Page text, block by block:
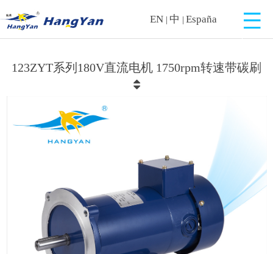
EN | 中 | España
123ZYT系列180V直流电机 1750rpm转速带碳刷